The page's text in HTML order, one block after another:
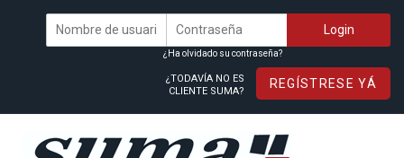
¿Ha olvidado su contraseña?
¿TODAVÍA NO ES
CLIENTE SUMA?
REGÍSTRESE YÁ